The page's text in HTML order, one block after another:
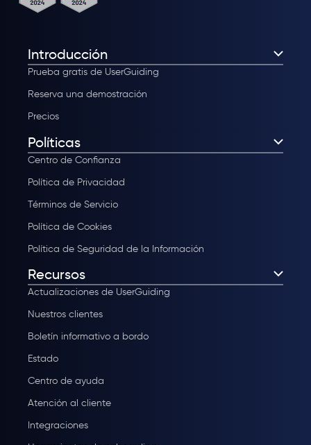
Introducción
Prueba gratis de UserGuiding
Reserva una demostración
Precios
Políticas
Centro de Confianza
Política de Privacidad
Términos de Servicio
Política de Cookies
Política de Seguridad de la Información
Recursos
Actualizaciones de UserGuiding
Nuestros clientes
Boletín informativo a bordo
Estado
Centro de ayuda
Atención al cliente
Integraciones